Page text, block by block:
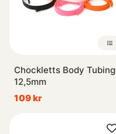
Chockletts Body Tubing
12,5mm
109 kr